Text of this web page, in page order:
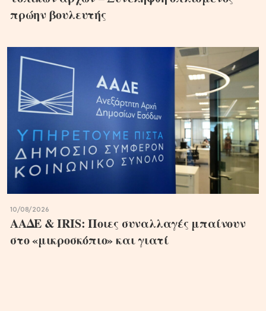
πρώην βουλευτής
10/08/2026
ΑΑΔΕ & IRIS: Ποιες συναλλαγές μπαίνουν
στο «μικροσκόπιο» και γιατί